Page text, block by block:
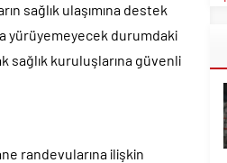
sağlık ulaşımına destek
yürüyemeyecek durumdaki
sağlık kuruluşlarına güvenli
randevularına ilişkin